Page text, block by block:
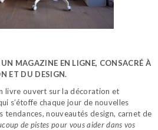
UN MAGAZINE EN LIGNE, CONSACRÉ À
ET DU DESIGN.
livre ouvert sur la décoration et
s’étoffe chaque jour de nouvelles
tendances, nouveautés design, carnet de
de pistes pour vous aider dans vos